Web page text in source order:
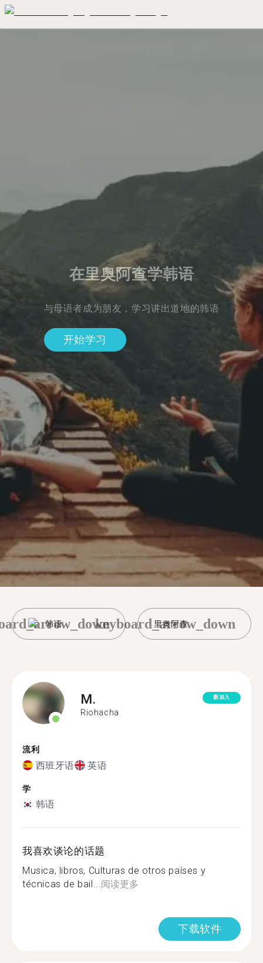
在里奥阿查学韩语
与母语者成为朋友，学习讲出道地的韩语
开始学习
韩语 里奥阿查
keyboard_arrow_down
M.
Riohacha
新加入
流利
西班牙语 英语
学
韩语
我喜欢谈论的话题
Musica, libros, Culturas de otros países y
técnicas de bail...阅读更多
下载软件